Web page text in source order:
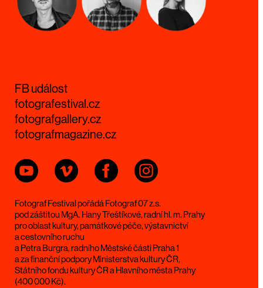
FB událost
fotografestival.cz
fotografgallery.cz
fotografmagazine.cz
Fotograf Festival pořádá Fotograf 07 z.s.
pod záštitou MgA. Hany Třeštíkové, radní hl. m. Prahy
pro oblast kultury, památkové péče, výstavnictví
a cestovního ruchu
a Petra Burgra, radního Městské části Praha 1
a za finanční podpory Ministerstva kultury ČR,
Státního fondu kultury ČR a Hlavního města Prahy
(400 000 Kč).